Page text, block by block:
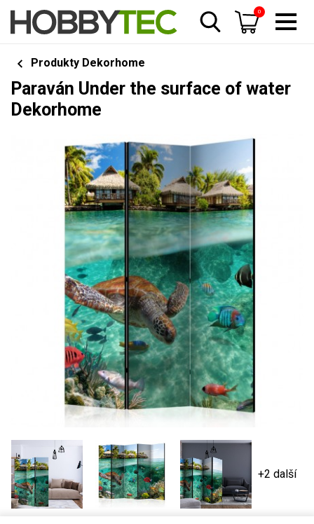
0
Produkty Dekorhome
Paraván Under the surface of water
Dekorhome
+2 další